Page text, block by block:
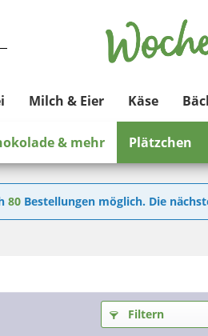
Milch & Eier Käse
& mehr Plätzchen
80 Bestellungen möglich. Die
Filtern